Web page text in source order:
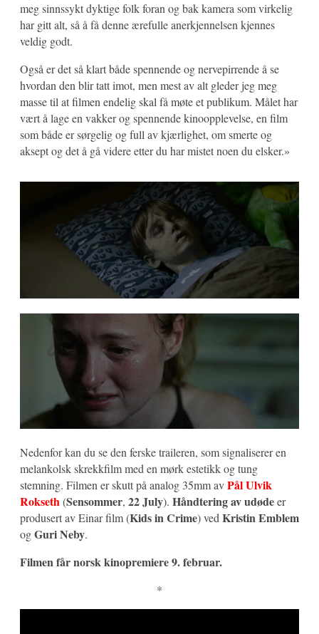
meg sinnssykt dyktige folk foran og bak kamera som virkelig
har gitt alt, så å få denne ærefulle anerkjennelsen kjennes
veldig godt.
Også er det så klart både spennende og nervepirrende å se
hvordan den blir tatt imot, men mest av alt gleder jeg meg
masse til at filmen endelig skal få møte et publikum. Målet har
vært å lage en vakker og spennende kinoopplevelse, en film
som både er sørgelig og full av kjærlighet, om smerte og
aksept og det å gå videre etter du har mistet noen du elsker.»
Nedenfor kan du se den ferske traileren, som signaliserer en
melankolsk skrekkfilm med en mørk estetikk og tung
stemning. Filmen er skutt på analog 35mm avPål Ulvik
Rokseth(Sensommer, 22 July). Håndtering av udødeer
produsert av Einar film (Kids in Crime) ved Kristin Emblem
ogGuri Neby.
Filmen får norsk kinopremiere 9. februar.
*